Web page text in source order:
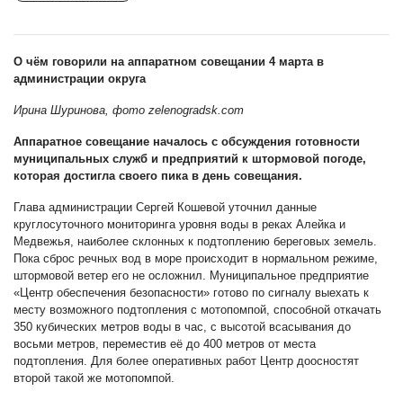
О чём говорили на аппаратном совещании 4 марта в
администрации округа
Ирина Шуринова, фото zelenogradsk.com
Аппаратное совещание началось с обсуждения готовности
муниципальных служб и предприятий к штормовой погоде,
которая достигла своего пика в день совещания.
Глава администрации Сергей Кошевой уточнил данные
круглосуточного мониторинга уровня воды в реках Алейка и
Медвежья, наиболее склонных к подтоплению береговых земель.
Пока сброс речных вод в море происходит в нормальном режиме,
штормовой ветер его не осложнил. Муниципальное предприятие
«Центр обеспечения безопасности» готово по сигналу выехать к
месту возможного подтопления с мотопомпой, способной откачать
350 кубических метров воды в час, с высотой всасывания до
восьми метров, переместив её до 400 метров от места
подтопления. Для более оперативных работ Центр доосностят
второй такой же мотопомпой.